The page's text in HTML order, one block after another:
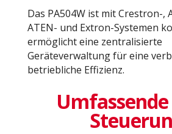
Das PA504W ist mit Crestron-,
ATEN- und Extron-Systemen
ermöglicht eine zentralisierte
Geräteverwaltung für eine
betriebliche Effizienz.